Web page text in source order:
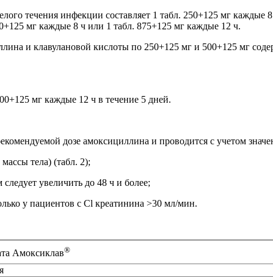
течения инфекции составляет 1 табл. 250+125 мг
мг каждые 8 ч или 1 табл. 875+125 мг каждые 12 ч.
и клавулановой кислоты по 250+125 мг и 500+125 мг
мг каждые 12 ч в течение 5 дней.
дозе амоксициллина и проводится с учетом
тела) (табл. 2);
увеличить до 48 ч и более;
у пациентов с Cl креатинина >30 мл/мин.
Амоксиклав®